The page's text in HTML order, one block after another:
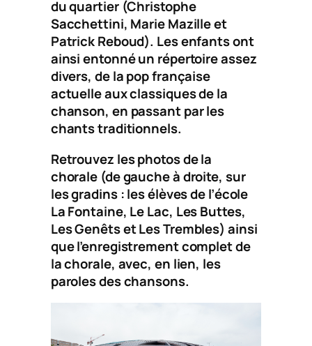
du quartier (Christophe
Sacchettini, Marie Mazille et
Patrick Reboud). Les enfants ont
ainsi entonné un répertoire assez
divers, de la pop française
actuelle aux classiques de la
chanson, en passant par les
chants traditionnels.
Retrouvez les photos de la
chorale (de gauche à droite, sur
les gradins : les élèves de l’école
La Fontaine, Le Lac, Les Buttes,
Les Genêts et Les Trembles) ainsi
que l’enregistrement complet de
la chorale, avec, en lien, les
paroles des chansons.